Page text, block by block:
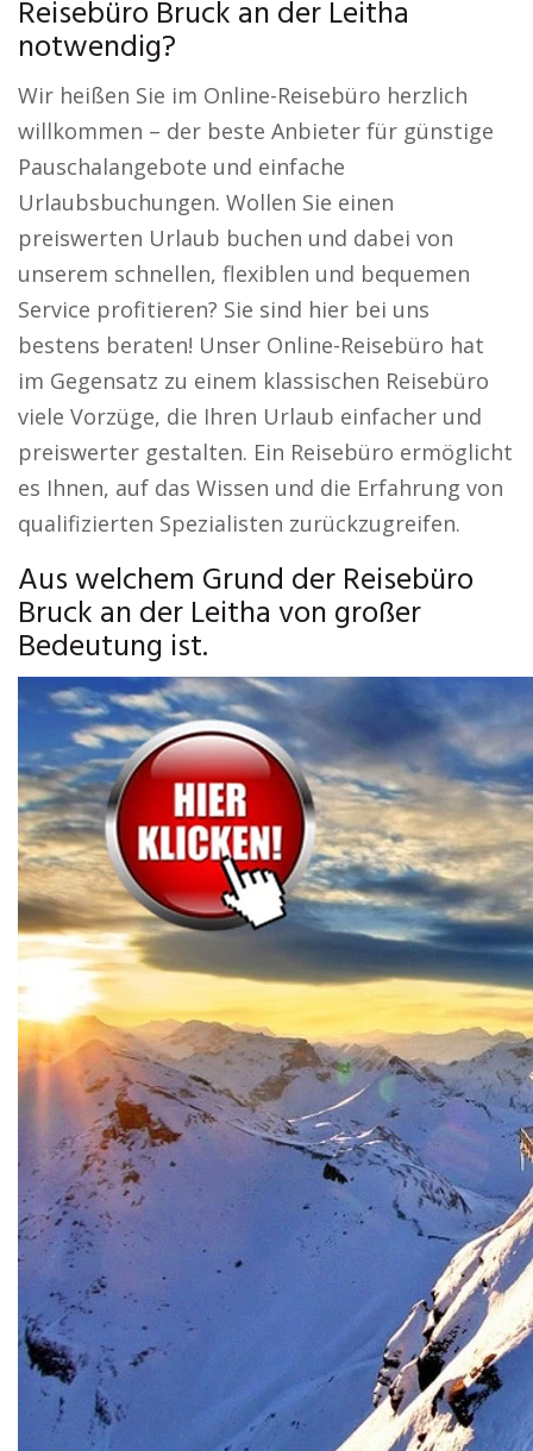
Reisebüro Bruck an der Leitha
notwendig?
Wir heißen Sie im Online-Reisebüro herzlich
willkommen – der beste Anbieter für günstige
Pauschalangebote und einfache
Urlaubsbuchungen. Wollen Sie einen
preiswerten Urlaub buchen und dabei von
unserem schnellen, flexiblen und bequemen
Service profitieren? Sie sind hier bei uns
bestens beraten! Unser Online-Reisebüro hat
im Gegensatz zu einem klassischen Reisebüro
viele Vorzüge, die Ihren Urlaub einfacher und
preiswerter gestalten. Ein Reisebüro ermöglicht
es Ihnen, auf das Wissen und die Erfahrung von
qualifizierten Spezialisten zurückzugreifen.
Aus welchem Grund der Reisebüro
Bruck an der Leitha von großer
Bedeutung ist.